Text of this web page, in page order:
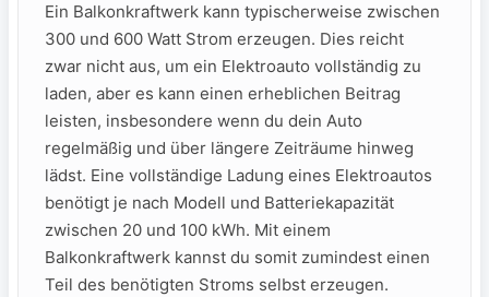
Ein Balkonkraftwerk kann typischerweise ⁢zwischen
300 und‌ 600‍ Watt Strom erzeugen. Dies reicht
zwar ⁣nicht aus, um‌ ein​ Elektroauto vollständig zu
laden, aber es kann‍ einen erheblichen Beitrag
leisten, insbesondere wenn du dein ⁢Auto
regelmäßig und über längere Zeiträume hinweg
‍lädst.​ Eine vollständige Ladung eines Elektroautos
benötigt je nach Modell und Batteriekapazität
zwischen ⁤20 und⁤ 100⁣ kWh. Mit einem
Balkonkraftwerk kannst du‍ somit zumindest einen‍
Teil des benötigten Stroms selbst erzeugen.